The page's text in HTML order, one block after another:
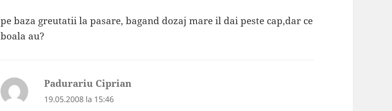
pe baza greutatii la pasare, bagand dozaj mare il dai peste cap,dar ce
boala au?
Padurariu Ciprian
19.05.2008 la 15:46